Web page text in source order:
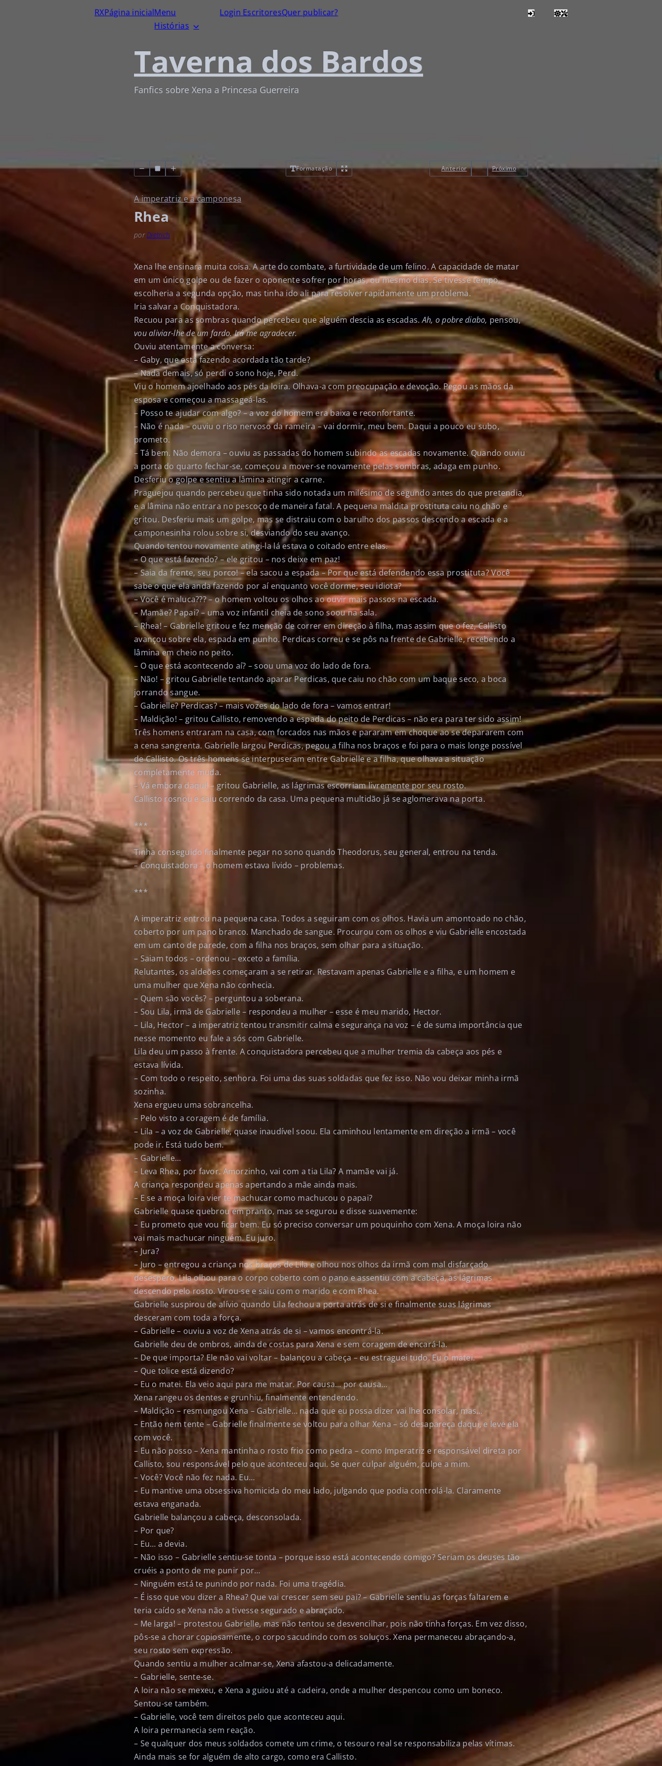
RXPágina inicialMenu
Histórias
Login EscritoresQuer publicar?
Taverna dos Bardos
Fanfics sobre Xena a Princesa Guerreira
Formatação Anterior Próximo
A imperatriz e a camponesa
Rhea
porDietrich
Xena lhe ensinara muita coisa. A arte do combate, a furtividade de um felino. A capacidade de matar
em um único golpe ou de fazer o oponente sofrer por horas, ou mesmo dias. Se tivesse tempo,
escolheria a segunda opção, mas tinha ido ali para resolver rapidamente um problema.
Iria salvar a Conquistadora.
Recuou para as sombras quando percebeu que alguém descia as escadas.Ah, o pobre diabo, pensou,
vou aliviar-lhe de um fardo. Irá me agradecer.
Ouviu atentamente a conversa:
– Gaby, que está fazendo acordada tão tarde?
– Nada demais, só perdi o sono hoje, Perd.
Viu o homem ajoelhado aos pés da loira. Olhava-a com preocupação e devoção. Pegou as mãos da
esposa e começou a massageá-las.
– Posso te ajudar com algo? – a voz do homem era baixa e reconfortante.
– Não é nada – ouviu o riso nervoso da rameira – vai dormir, meu bem. Daqui a pouco eu subo,
prometo.
– Tá bem. Não demora – ouviu as passadas do homem subindo as escadas novamente. Quando ouviu
a porta do quarto fechar-se, começou a mover-se novamente pelas sombras, adaga em punho.
Desferiu o golpe e sentiu a lâmina atingir a carne.
Praguejou quando percebeu que tinha sido notada um milésimo de segundo antes do que pretendia,
e a lâmina não entrara no pescoço de maneira fatal. A pequena maldita prostituta caiu no chão e
gritou. Desferiu mais um golpe, mas se distraiu com o barulho dos passos descendo a escada e a
camponesinha rolou sobre si, desviando do seu avanço.
Quando tentou novamente atingi-la lá estava o coitado entre elas.
– O que está fazendo? – ele gritou – nos deixe em paz!
– Saia da frente, seu porco! – ela sacou a espada – Por que está defendendo essa prostituta? Você
sabe o que ela anda fazendo por aí enquanto você dorme, seu idiota?
– Você é maluca??? – o homem voltou os olhos ao ouvir mais passos na escada.
– Mamãe? Papai? – uma voz infantil cheia de sono soou na sala.
– Rhea! – Gabrielle gritou e fez menção de correr em direção à filha, mas assim que o fez, Callisto
avançou sobre ela, espada em punho. Perdicas correu e se pôs na frente de Gabrielle, recebendo a
lâmina em cheio no peito.
– O que está acontecendo aí? – soou uma voz do lado de fora.
– Não! – gritou Gabrielle tentando aparar Perdicas, que caiu no chão com um baque seco, a boca
jorrando sangue.
– Gabrielle? Perdicas? – mais vozes do lado de fora – vamos entrar!
– Maldição! – gritou Callisto, removendo a espada do peito de Perdicas – não era para ter sido assim!
Três homens entraram na casa, com forcados nas mãos e pararam em choque ao se depararem com
a cena sangrenta. Gabrielle largou Perdicas, pegou a filha nos braços e foi para o mais longe possível
de Callisto. Os três homens se interpuseram entre Gabrielle e a filha, que olhava a situação
completamente muda.
– Vá embora daqui! – gritou Gabrielle, as lágrimas escorriam livremente por seu rosto.
Callisto rosnou e saiu correndo da casa. Uma pequena multidão já se aglomerava na porta.
***
Tinha conseguido finalmente pegar no sono quando Theodorus, seu general, entrou na tenda.
– Conquistadora – o homem estava lívido – problemas.
***
A imperatriz entrou na pequena casa. Todos a seguiram com os olhos. Havia um amontoado no chão,
coberto por um pano branco. Manchado de sangue. Procurou com os olhos e viu Gabrielle encostada
em um canto de parede, com a filha nos braços, sem olhar para a situação.
– Saiam todos – ordenou – exceto a família.
Relutantes, os aldeões começaram a se retirar. Restavam apenas Gabrielle e a filha, e um homem e
uma mulher que Xena não conhecia.
– Quem são vocês? – perguntou a soberana.
– Sou Lila, irmã de Gabrielle – respondeu a mulher – esse é meu marido, Hector.
– Lila, Hector – a imperatriz tentou transmitir calma e segurança na voz – é de suma importância que
nesse momento eu fale a sós com Gabrielle.
Lila deu um passo à frente. A conquistadora percebeu que a mulher tremia da cabeça aos pés e
estava lívida.
– Com todo o respeito, senhora. Foi uma das suas soldadas que fez isso. Não vou deixar minha irmã
sozinha.
Xena ergueu uma sobrancelha.
– Pelo visto a coragem é de família.
– Lila – a voz de Gabrielle, quase inaudível soou. Ela caminhou lentamente em direção a irmã – você
pode ir. Está tudo bem.
– Gabrielle…
– Leva Rhea, por favor. Amorzinho, vai com a tia Lila? A mamãe vai já.
A criança respondeu apenas apertando a mãe ainda mais.
– E se a moça loira vier te machucar como machucou o papai?
Gabrielle quase quebrou em pranto, mas se segurou e disse suavemente:
– Eu prometo que vou ficar bem. Eu só preciso conversar um pouquinho com Xena. A moça loira não
vai mais machucar ninguém. Eu juro.
– Jura?
– Juro – entregou a criança nos braços de Lila e olhou nos olhos da irmã com mal disfarçado
desespero. Lila olhou para o corpo coberto com o pano e assentiu com a cabeça, as lágrimas
descendo pelo rosto. Virou-se e saiu com o marido e com Rhea.
Gabrielle suspirou de alívio quando Lila fechou a porta atrás de si e finalmente suas lágrimas
desceram com toda a força.
– Gabrielle – ouviu a voz de Xena atrás de si – vamos encontrá-la.
Gabrielle deu de ombros, ainda de costas para Xena e sem coragem de encará-la.
– De que importa? Ele não vai voltar – balançou a cabeça – eu estraguei tudo. Eu o matei.
– Que tolice está dizendo?
– Eu o matei. Ela veio aqui para me matar. Por causa… por causa…
Xena rangeu os dentes e grunhiu, finalmente entendendo.
– Maldição – resmungou Xena – Gabrielle… nada que eu possa dizer vai lhe consolar, mas…
– Então nem tente – Gabrielle finalmente se voltou para olhar Xena – só desapareça daqui, e leve ela
com você.
– Eu não posso – Xena mantinha o rosto frio como pedra – como Imperatriz e responsável direta por
Callisto, sou responsável pelo que aconteceu aqui. Se quer culpar alguém, culpe a mim.
– Você? Você não fez nada. Eu…
– Eu mantive uma obsessiva homicida do meu lado, julgando que podia controlá-la. Claramente
estava enganada.
Gabrielle balançou a cabeça, desconsolada.
– Por que?
– Eu… a devia.
– Não isso – Gabrielle sentiu-se tonta – porque isso está acontecendo comigo? Seriam os deuses tão
cruéis a ponto de me punir por…
– Ninguém está te punindo por nada. Foi uma tragédia.
– É isso que vou dizer a Rhea? Que vai crescer sem seu pai? – Gabrielle sentiu as forças faltarem e
teria caído se Xena não a tivesse segurado e abraçado.
– Me larga! – protestou Gabrielle, mas não tentou se desvencilhar, pois não tinha forças. Em vez disso,
pôs-se a chorar copiosamente, o corpo sacudindo com os soluços. Xena permaneceu abraçando-a,
seu rosto sem expressão.
Quando sentiu a mulher acalmar-se, Xena afastou-a delicadamente.
– Gabrielle, sente-se.
A loira não se mexeu, e Xena a guiou até a cadeira, onde a mulher despencou como um boneco.
Sentou-se também.
– Gabrielle, você tem direitos pelo que aconteceu aqui.
A loira permanecia sem reação.
– Se qualquer dos meus soldados comete um crime, o tesouro real se responsabiliza pelas vítimas.
Ainda mais se for alguém de alto cargo, como era Callisto.